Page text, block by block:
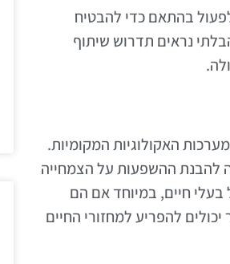
בהתאם כדי להבטיח
נראים תדרוש שיתוף
האקולוגיות המקומיות.
להבנת ההשפעות על הצמחייה
בעלי חיים, במיוחד אם הם
להפריע למחזורי החיים